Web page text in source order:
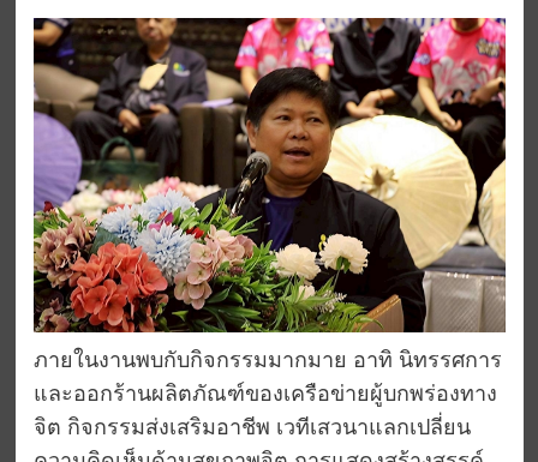
ภายในงานพบกับกิจกรรมมากมาย อาทิ นิทรรศการ
และออกร้านผลิตภัณฑ์ของเครือข่ายผู้บกพร่องทาง
จิต กิจกรรมส่งเสริมอาชีพ เวทีเสวนาแลกเปลี่ยน